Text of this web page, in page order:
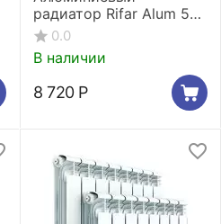
радиатор Rifar Alum 500
8 секций
0.0
В наличии
8 720 Р